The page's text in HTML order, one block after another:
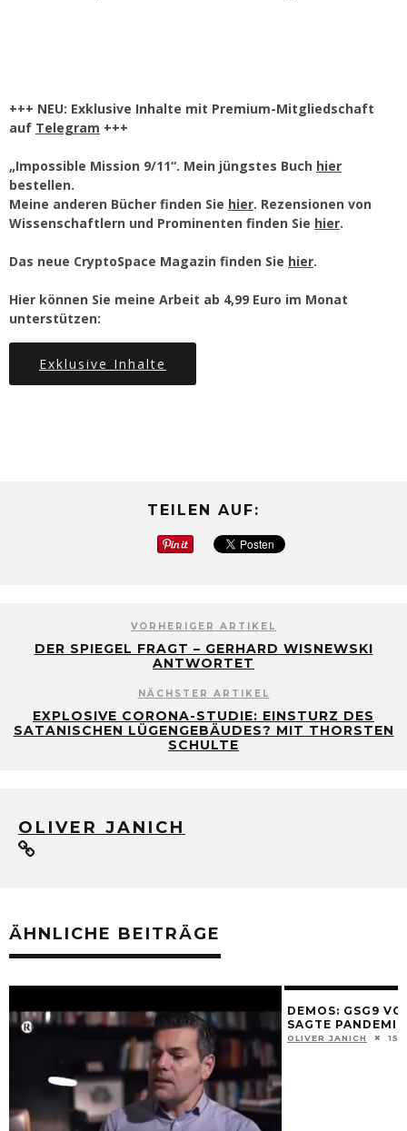
+++ NEU: Exklusive Inhalte mit Premium-Mitgliedschaft
auf Telegram +++
„Impossible Mission 9/11“. Mein jüngstes Buch hier
bestellen.
Meine anderen Bücher finden Sie hier. Rezensionen von
Wissenschaftlern und Prominenten finden Sie hier.
Das neue CryptoSpace Magazin finden Sie hier.
Hier können Sie meine Arbeit ab 4,99 Euro im Monat
unterstützen:
Exklusive Inhalte
TEILEN AUF:
VORHERIGER ARTIKEL
DER SPIEGEL FRAGT – GERHARD WISNEWSKI
ANTWORTET
NÄCHSTER ARTIKEL
EXPLOSIVE CORONA-STUDIE: EINSTURZ DES
SATANISCHEN LÜGENGEBÄUDES? MIT THORSTEN
SCHULTE
OLIVER JANICH
ÄHNLICHE BEITRÄGE
DEMOS: GSG9
SAGTE
OLIVER JANICH 15.